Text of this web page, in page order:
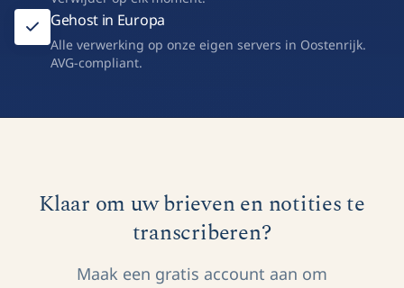
Uw documenten en transcripties behoren toe aan u.
Verwijder op elk moment.
Gehost in Europa
Klaar om uw brieven en notities te
transcriberen?